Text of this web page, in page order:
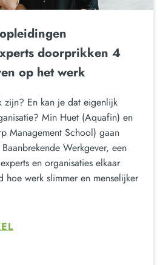
doorprikken 4
op het werk
zijn? En kan je dat eigenlijk
Min Huet (Aquafin) en
Management School) gaan
Werkgever, een
en organisaties elkaar
hoe werk slimmer en menselijker